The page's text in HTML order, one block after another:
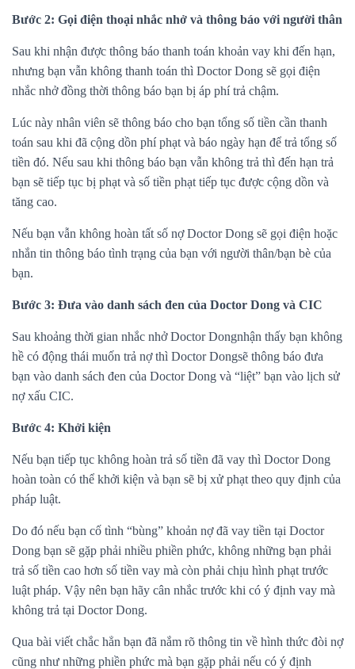
Bước 2: Gọi điện thoại nhắc nhở và thông báo với người thân
Sau khi nhận được thông báo thanh toán khoản vay khi đến hạn,
nhưng bạn vẫn không thanh toán thì Doctor Dong sẽ gọi điện
nhắc nhở đồng thời thông báo bạn bị áp phí trả chậm.
Lúc này nhân viên sẽ thông báo cho bạn tổng số tiền cần thanh
toán sau khi đã cộng dồn phí phạt và báo ngày hạn để trả tổng số
tiền đó. Nếu sau khi thông báo bạn vẫn không trả thì đến hạn trả
bạn sẽ tiếp tục bị phạt và số tiền phạt tiếp tục được cộng dồn và
tăng cao.
Nếu bạn vẫn không hoàn tất số nợ Doctor Dong sẽ gọi điện hoặc
nhắn tin thông báo tình trạng của bạn với người thân/bạn bè của
bạn.
Bước 3: Đưa vào danh sách đen của Doctor Dong và CIC
Sau khoảng thời gian nhắc nhở Doctor Dongnhận thấy bạn không
hề có động thái muốn trả nợ thì Doctor Dongsẽ thông báo đưa
bạn vào danh sách đen của Doctor Dong và “liệt” bạn vào lịch sử
nợ xấu CIC.
Bước 4: Khởi kiện
Nếu bạn tiếp tục không hoàn trả số tiền đã vay thì Doctor Dong
hoàn toàn có thể khởi kiện và bạn sẽ bị xử phạt theo quy định của
pháp luật.
Do đó nếu bạn cố tình “bùng” khoản nợ đã vay tiền tại Doctor
Dong bạn sẽ gặp phải nhiều phiền phức, không những bạn phải
trả số tiền cao hơn số tiền vay mà còn phải chịu hình phạt trước
luật pháp. Vậy nên bạn hãy cân nhắc trước khi có ý định vay mà
không trả tại Doctor Dong.
Qua bài viết chắc hẳn bạn đã nắm rõ thông tin về hình thức đòi nợ
cũng như những phiền phức mà bạn gặp phải nếu có ý định